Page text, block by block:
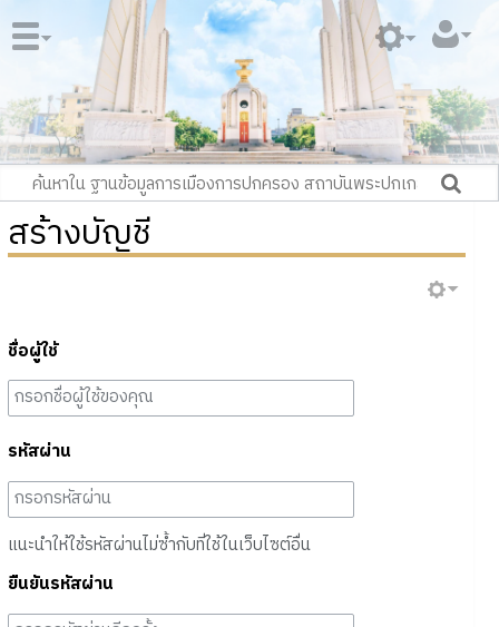
สร้างบัญชี
ชื่อผู้ใช้
รหัสผ่าน
แนะนำให้ใช้รหัสผ่านไม่ซ้ำกับที่ใช้ในเว็บไซต์อื่น
ยืนยันรหัสผ่าน